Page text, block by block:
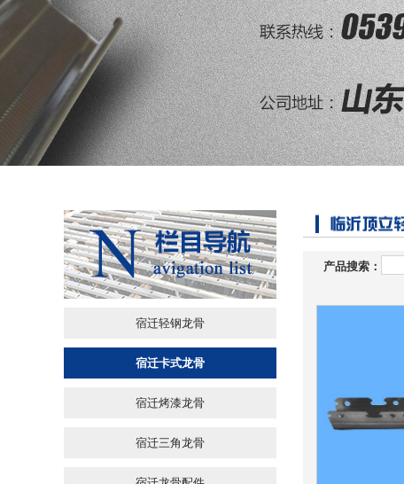
产品搜索：
宿迁轻钢龙骨
宿迁卡式龙骨
宿迁烤漆龙骨
宿迁三角龙骨